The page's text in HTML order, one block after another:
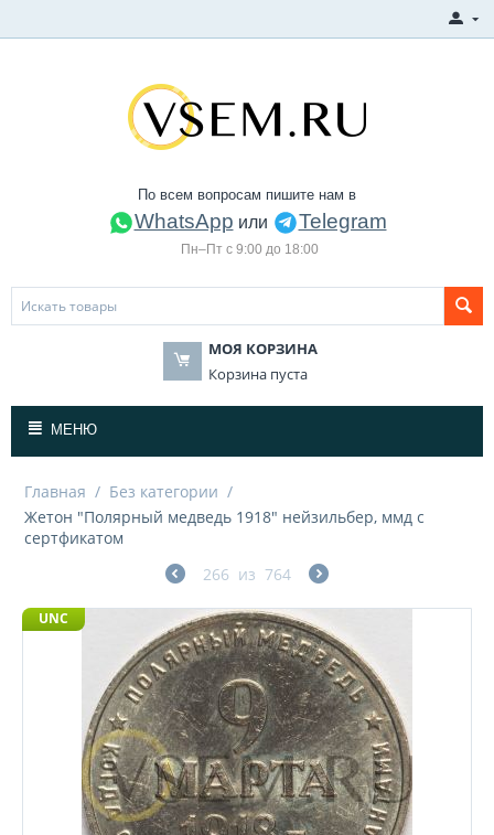
По всем вопросам пишите нам в
WhatsApp или Telegram
Пн–Пт с 9:00 до 18:00
МОЯ КОРЗИНА
Корзина пуста
МЕНЮ
Главная / Без категории /
Жетон "Полярный медведь 1918" нейзильбер, ммд с
сертфикатом
266 из 764
UNC